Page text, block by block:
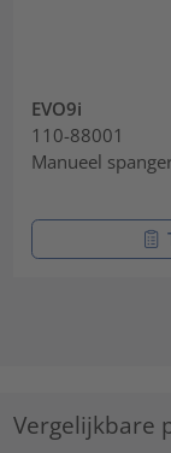
EVO9i
110-88001
Manueel
Vergelijkbare